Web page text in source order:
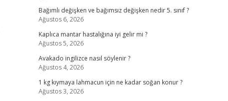
Bağımlı değişken ve bağımsız değişken nedir 5. sınıf ?
Ağustos 6, 2026
Kaplıca mantar hastalığına iyi gelir mi ?
Ağustos 5, 2026
Avakado ingilizce nasıl söylenir ?
Ağustos 4, 2026
1 kg kıymaya lahmacun için ne kadar soğan konur ?
Ağustos 3, 2026